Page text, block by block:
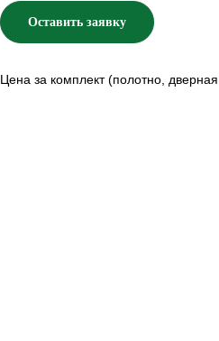
Оставить заявку
Цена за комплект (полотно,